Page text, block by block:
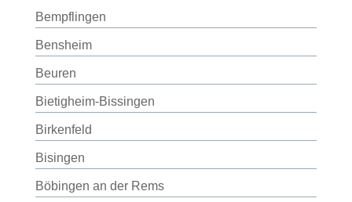
Bempflingen
Bensheim
Beuren
Bietigheim-Bissingen
Birkenfeld
Bisingen
Böbingen an der Rems